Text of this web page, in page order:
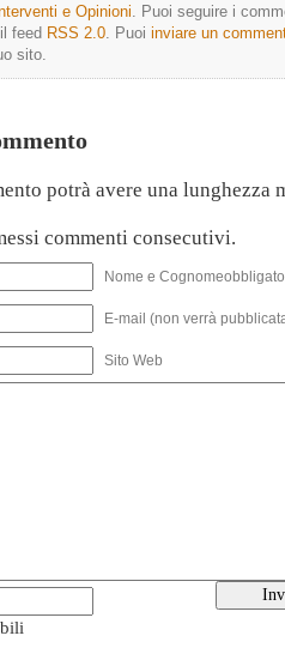
e Opinioni . Puoi seguire i
feed RSS 2.0 . Puoi inviare un
sito.
potrà avere una lunghezza
commenti consecutivi.
Nome e
E-mail (non verrà
Sito Web